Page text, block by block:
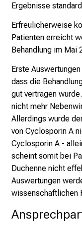
Ergebnisse
Erfreulicherweise
Patienten erreicht
Behandlung im Mai
Erste
dass die
gut vertragen
nicht mehr
Allerdings wurde
von Cyclosporin A
Cyclosporin A -
scheint somit bei
Duchenne nicht
Auswertungen
wissenschaftlichen